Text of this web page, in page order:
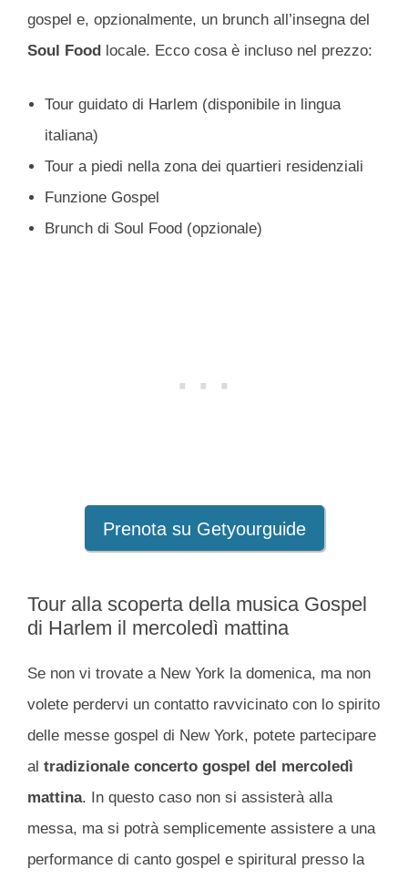
gospel e, opzionalmente, un brunch all’insegna del
Soul Food locale. Ecco cosa è incluso nel prezzo:
Tour guidato di Harlem (disponibile in lingua
italiana)
Tour a piedi nella zona dei quartieri residenziali
Funzione Gospel
Brunch di Soul Food (opzionale)
Prenota su Getyourguide
Tour alla scoperta della musica Gospel
di Harlem il mercoledì mattina
Se non vi trovate a New York la domenica, ma non
volete perdervi un contatto ravvicinato con lo spirito
delle messe gospel di New York, potete partecipare
al tradizionale concerto gospel del mercoledì
mattina. In questo caso non si assisterà alla
messa, ma si potrà semplicemente assistere a una
performance di canto gospel e spiritural presso la